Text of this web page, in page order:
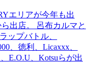
エリアが今年も出
出店。 呂布カルマと
ップバトル、
、徳利、Licaxxx、
E.O.U、Kotsuらが出